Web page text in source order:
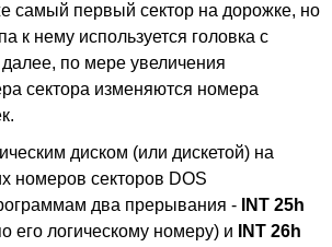
самый первый сектор на дорожке, но
к нему используется головка с
по мере увеличения
сектора изменяются номера
диском (или дискетой) на
номеров секторов DOS
два прерывания -
INT 25h
его логическому номеру) и INT 26h